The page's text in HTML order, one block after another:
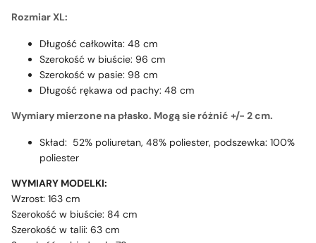
RozmiarXL:
Długość całkowita: 48 cm
Szerokość w biuście: 96 cm
Szerokość w pasie: 98 cm
Długość rękawa od pachy: 48 cm
Wymiary mierzone na płasko. Mogą sie różnić +/- 2 cm.
Skład: 52% poliuretan, 48% poliester, podszewka: 100%
poliester
WYMIARY MODELKI:
Wzrost: 163 cm
Szerokość w biuście: 84 cm
Szerokość w talii: 63 cm